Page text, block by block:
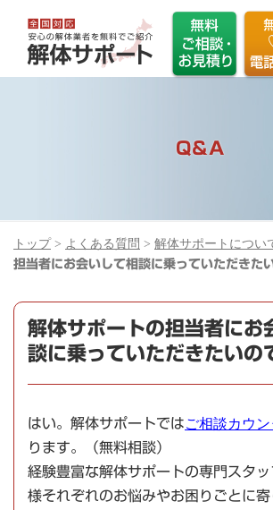
Q＆A
トップ > よくある質問 > 解体サポートについ
担当者にお会いして相談に乗っていただきた
解体サポートの担当者にお
談に乗っていただきたいの
はい。解体サポートではご相談カウン
ります。（無料相談）
経験豊富な解体サポートの専門スタ
様それぞれのお悩みやお困りごとに